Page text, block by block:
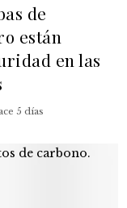
de
están
en las
5 días